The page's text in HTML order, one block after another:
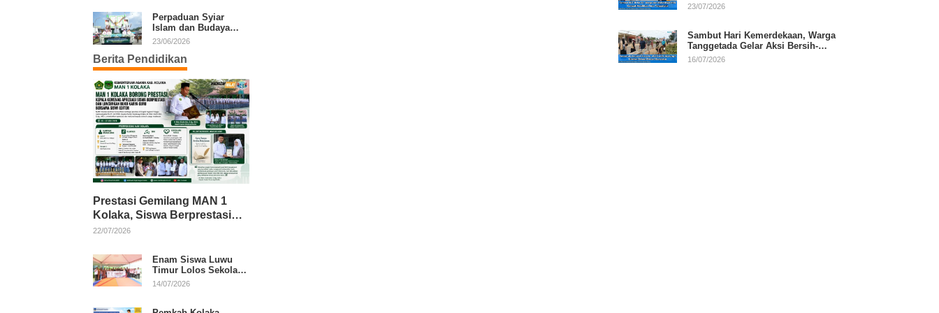
Perpaduan Syiar
Islam dan Budaya
Warnai Pawai Ta’aruf
23/06/2026
Berita Pendidikan
Prestasi Gemilang MAN 1
Kolaka, Siswa Berprestasi
dan Guru Berkarya Raih
22/07/2026
Enam Siswa Luwu
Timur Lolos Sekolah
Rakyat, Bupati: Jaga
14/07/2026
RI
23/07/2026
Sambut Hari Kemerdekaan, Warga
Tanggetada Gelar Aksi Bersih-
Bersih Desa
16/07/2026